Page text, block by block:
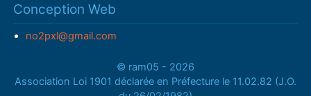
Conception Web
no2pxl@gmail.com
© ram05 - 2026
Association Loi 1901 déclarée en Préfecture le 11.02.82 (J.O.